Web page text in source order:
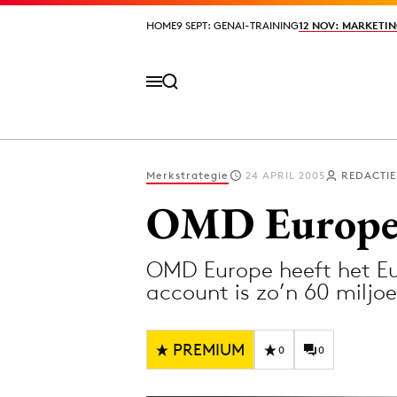
HOME9 SEPT: GENAI-TRAINING12 NOV:
HOME9 SEPT: GENAI-TRAINING12 NOV:
Digital
Diversiteit
Merkstrategie 24 APRIL 2005
OMD
OMD Europe heeft het
account is zo’n 60
PREMIUM 0 0